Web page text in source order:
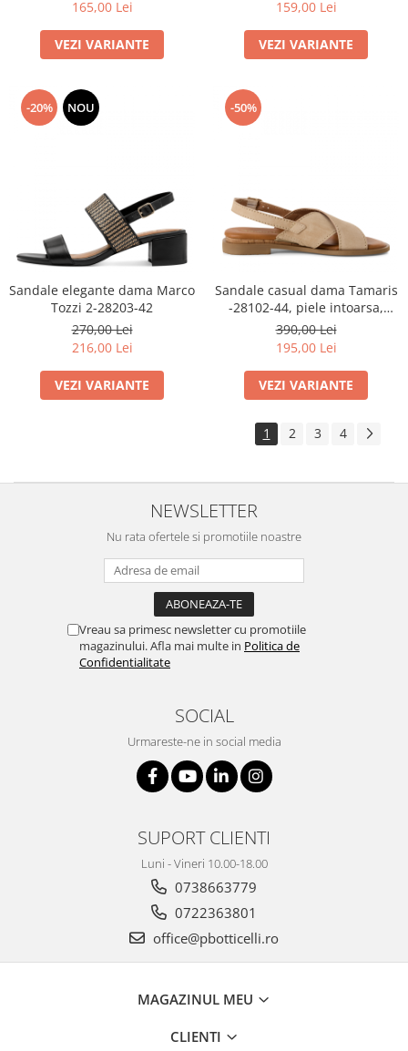
165,00 Lei
VEZI VARIANTE
159,00 Lei
VEZI VARIANTE
-20% NOU
Sandale elegante dama Marco
Tozzi 2-28203-42
270,00 Lei
216,00 Lei
VEZI VARIANTE
-50%
Sandale casual dama Tamaris
-28102-44, piele intoarsa,
nude
390,00 Lei
195,00 Lei
VEZI VARIANTE
1 2 3 4
NEWSLETTER
Nu rata ofertele si promotiile noastre
Vreau sa primesc newsletter cu promotiile
magazinului. Afla mai multe in Politica de
Confidentialitate
SOCIAL
Urmareste-ne in social media
SUPORT CLIENTI
Luni - Vineri 10.00-18.00
0738663779
0722363801
office@pbotticelli.ro
MAGAZINUL MEU
CLIENTI